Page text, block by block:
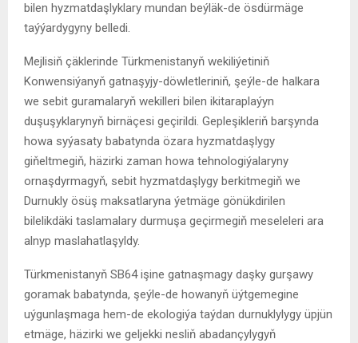
bilen hyzmatdaşlyklary mundan beýläk-de ösdürmäge
taýýardygyny belledi.
Mejlisiň çäklerinde Türkmenistanyň wekiliýetiniň
Konwensiýanyň gatnaşyjy-döwletleriniň, şeýle-de halkara
we sebit guramalaryň wekilleri bilen ikitaraplaýyn
duşuşyklarynyň birnäçesi geçirildi. Gepleşikleriň barşynda
howa syýasaty babatynda özara hyzmatdaşlygy
giňeltmegiň, häzirki zaman howa tehnologiýalaryny
ornaşdyrmagyň, sebit hyzmatdaşlygy berkitmegiň we
Durnukly ösüş maksatlaryna ýetmäge gönükdirilen
bilelikdäki taslamalary durmuşa geçirmegiň meseleleri ara
alnyp maslahatlaşyldy.
Türkmenistanyň SB64 işine gatnaşmagy daşky gurşawy
goramak babatynda, şeýle-de howanyň üýtgemegine
uýgunlaşmaga hem-de ekologiýa taýdan durnuklylygy üpjün
etmäge, häzirki we geljekki nesliň abadançylygyň